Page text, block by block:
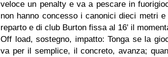
veloce un penalty e va a pescare in
non hanno concesso i canonici dieci metri
reparto e di club Burton fissa al 16' il
Off load, sostegno, impatto: Tonga se la
va per il semplice, il concreto, avanza;